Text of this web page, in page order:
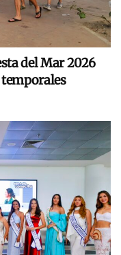
del Mar 2026